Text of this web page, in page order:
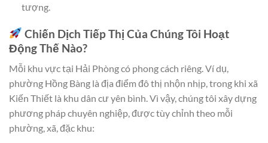
tượng.
Chiến Dịch Tiếp Thị Của Chúng Tôi Hoạt
Động Thế Nào?
Mỗi khu vực tại Hải Phòng có phong cách riêng. Ví dụ,
phường Hồng Bàng là địa điểm đô thị nhộn nhịp, trong khi xã
Kiến Thiết là khu dân cư yên bình. Vì vậy, chúng tôi xây dựng
phương pháp chuyên nghiệp, được tùy chỉnh theo mỗi
phường, xã, đặc khu: